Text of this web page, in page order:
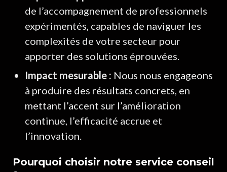
de l’accompagnement de professionnels
expérimentés, capables de naviguer les
complexités de votre secteur pour
apporter des solutions éprouvées.
Impact mesurable : Nous nous engageons
à produire des résultats concrets, en
mettant l’accent sur l’amélioration
continue, l’efficacité accrue et
l’innovation.
Pourquoi choisir notre service conseil